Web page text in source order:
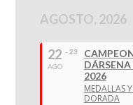
AGOSTO, 2026
22
AGO
- 23
2026
MEDALLAS
DORADA